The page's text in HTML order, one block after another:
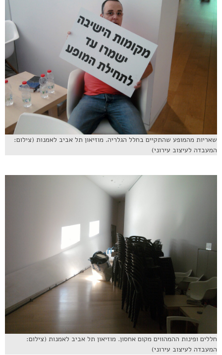
שאריות מהמופע שהתקיים בחלל הגלריה. מוזיאון תל אביב לאמנות (צילום:
המעבדה לעיצוב עירוני)
חללים ופינות ההמהווים מקום אחסון. מוזיאון תל אביב לאמנות (צילום:
המעבדה לעיצוב עירוני)